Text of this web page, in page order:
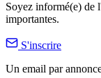
Soyez informé(e) de
importantes.
S'inscrire
Un email par